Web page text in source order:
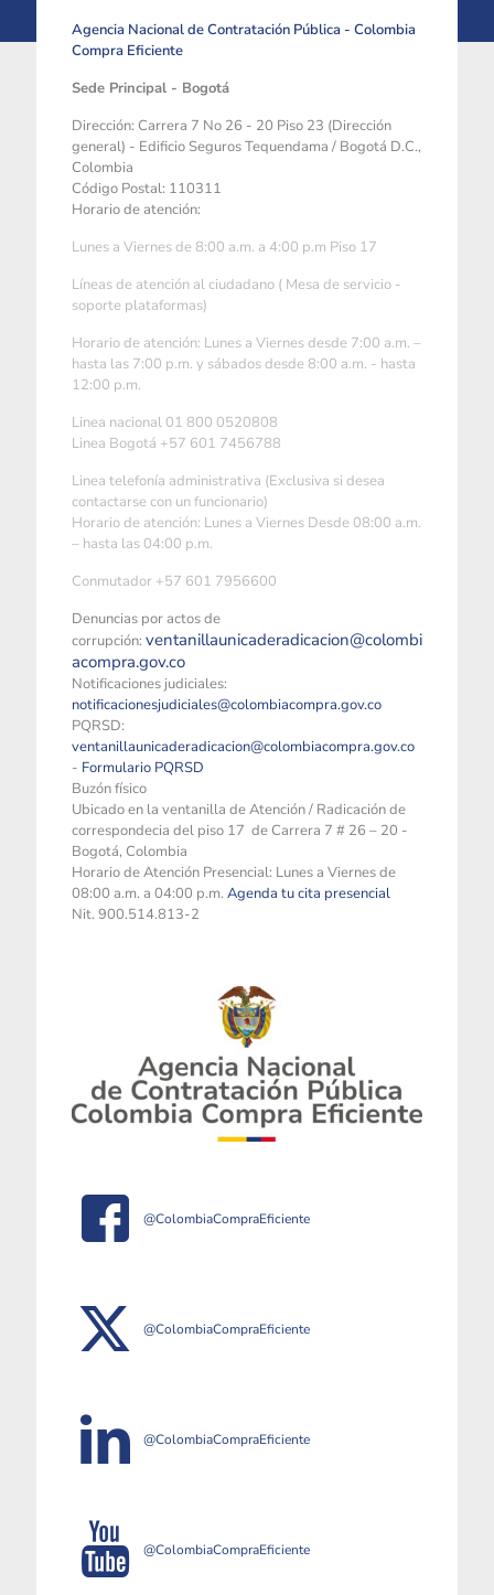
Agencia Nacional de Contratación Pública - Colombia
Compra Eficiente
Sede Principal - Bogotá
Dirección: Carrera 7 No 26 - 20 Piso 23 (Dirección
general) - Edificio Seguros Tequendama / Bogotá D.C.,
Colombia
Código Postal: 110311
Horario de atención:
Lunes a Viernes de 8:00 a.m. a 4:00 p.m Piso 17
Líneas de atención al ciudadano ( Mesa de servicio -
soporte plataformas)
Horario de atención: Lunes a Viernes desde 7:00 a.m. –
hasta las 7:00 p.m. y sábados desde 8:00 a.m. - hasta
12:00 p.m.
Linea nacional 01 800 0520808
Linea Bogotá +57 601 7456788
Linea telefonía administrativa (Exclusiva si desea
contactarse con un funcionario)
Horario de atención: Lunes a Viernes Desde 08:00 a.m.
– hasta las 04:00 p.m.
Conmutador +57 601 7956600
Denuncias por actos de
corrupción: ventanillaunicaderadicacion@colombi
acompra.gov.co
Notificaciones judiciales:
notificacionesjudiciales@colombiacompra.gov.co
PQRSD:
ventanillaunicaderadicacion@colombiacompra.gov.co
- Formulario PQRSD
Buzón físico
Ubicado en la ventanilla de Atención / Radicación de
correspondecia del piso 17 de Carrera 7 # 26 – 20 -
Bogotá, Colombia
Horario de Atención Presencial: Lunes a Viernes de
08:00 a.m. a 04:00 p.m. Agenda tu cita presencial
Nit. 900.514.813-2
@ColombiaCompraEficiente
@ColombiaCompraEficiente
@ColombiaCompraEficiente
@ColombiaCompraEficiente